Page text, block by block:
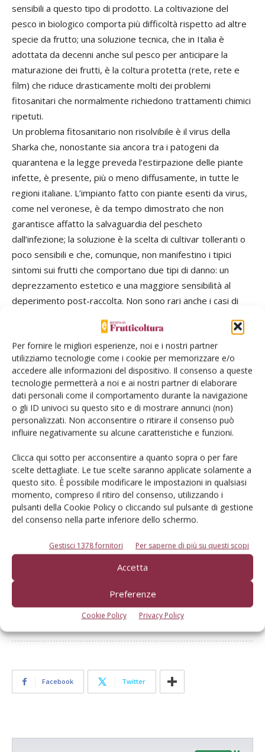
Per fornire le migliori esperienze, noi e i nostri partner
utilizziamo tecnologie come i cookie per memorizzare e/o
accedere alle informazioni del dispositivo. Il consenso a queste
tecnologie permetterà a noi e ai nostri partner di elaborare
dati personali come il comportamento durante la navigazione
o gli ID univoci su questo sito e di mostrare annunci (non)
personalizzati. Non acconsentire o ritirare il consenso può
influire negativamente su alcune caratteristiche e funzioni.
Clicca qui sotto per acconsentire a quanto sopra o per fare
scelte dettagliate. Le tue scelte saranno applicate solamente a
questo sito. È possibile modificare le impostazioni in qualsiasi
momento, compreso il ritiro del consenso, utilizzando i
pulsanti della Cookie Policy o cliccando sul pulsante di gestione
del consenso nella parte inferiore dello schermo.
Gestisci 1378 fornitori Per saperne di più su questi scopi
Accetta
Preferenze
Cookie Policy Privacy Policy
sensibili a questo tipo di prodotto. La coltivazione del
pesco in biologico comporta più difficoltà rispetto ad altre
specie da frutto; una soluzione tecnica, che in Italia è
adottata da decenni anche sul pesco per anticipare la
maturazione dei frutti, è la coltura protetta (rete, rete e
film) che riduce drasticamente molti dei problemi
fitosanitari che normalmente richiedono trattamenti chimici
ripetuti.
Un problema fitosanitario non risolvibile è il virus della
Sharka che, nonostante sia ancora tra i patogeni da
quarantena e la legge preveda l’estirpazione delle piante
infette, è presente, più o meno diffusamente, in tutte le
regioni italiane. L’impianto fatto con piante esenti da virus,
come nel veronese, è da tempo dimostrato che non
garantisce affatto la salvaguardia del pescheto
dall’infezione; la soluzione è la scelta di cultivar tolleranti o
poco sensibili e che, comunque, non manifestino i tipici
sintomi sui frutti che comportano due tipi di danno: un
deprezzamento estetico e una maggiore sensibilità al
deperimento post-raccolta. Non sono rari anche i casi di
venditori di prodotti antiparassitari che per ignoranza o in
malafede suggeriscono inutili trattamenti chimici per
risolvere il problema. Purtroppo le “liste” di orientamento
varietale, pubbliche o private, non danno indicazioni circa la
sensibilità delle cultivar alla sharka, inducendo i frutticoltori
a scelte che possono rivelarsi catastrofiche negli ambienti
dove la presenza del virus è diffusa.
Si riporta un elenco di cultivar delle quali si conosce la
sensibilità dei frutti alla Sharka; la classificazione è basata
sulla bibliografia (in particolare per la meritoria iniziativa del
CRPV dell’Emilia-Romagna) e sulla esperienza di tecnici e
frutticoltori operanti nei territori dove il virus è presente.
Le indicazioni non hanno un valore assoluto a causa della
variabilità degli ambienti, della variabilità del virus, della
dei sintomi), ma è una informazione indispensabile per il
frutticoltore per una scelta varietale consapevole al fine di
ridurre i rischi di insuccesso in tempi in cui gli errori
possono essere particolarmente costosi.
Bibliografia
Facebook Twitter